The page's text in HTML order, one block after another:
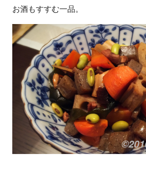
お酒もすすむ一品。